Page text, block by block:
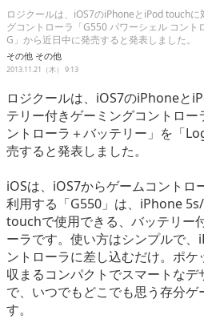
産業政策
連載
eスポーツ
ロジクールは、iOS7のiPhoneとiPod touch
グコントローラ「G550 パワーシェル コン
G」から近日中に発売すると発表しました。
その他 その他
2013.11.21（木） 9:13
ロジクールは、iOS7のiPhoneと
テリー付きゲーミングコントロー
ントローラ＋バッテリー」を「
売すると発表しました。
iOSは、iOS7からゲームコントロ
利用する「G550」は、iPhone
touchで使用できる、バッテリー
ーラです。使い方はシンプルで
ントローラに差し込むだけ。ポ
収まるコンパクトでスマートな
で、いつでもどこでも思う存分ゲ
す。